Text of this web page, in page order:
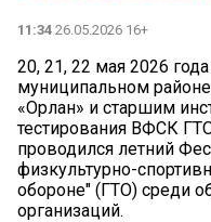
11:34 26.05.2026 16+
20, 21, 22 мая 2026
муниципальном
«Орлан» и старшим
тестирования ВФСК
проводился летний
физкультурно-
обороне" (ГТО) среди
организаций.